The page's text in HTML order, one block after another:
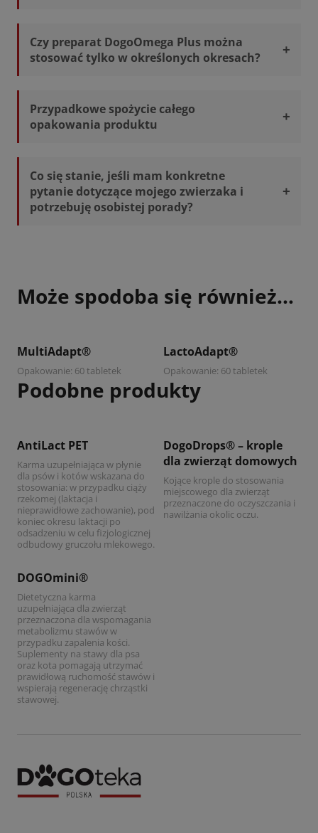
Czy preparat DogoOmega Plus można
stosować tylko w określonych okresach?
Przypadkowe spożycie całego
opakowania produktu
Co się stanie, jeśli mam konkretne
pytanie dotyczące mojego zwierzaka i
potrzebuję osobistej porady?
Może spodoba się również…
MultiAdapt®
Opakowanie: 60 tabletek
LactoAdapt®
Opakowanie: 60 tabletek
Podobne produkty
AntiLact PET
Karma uzupełniająca w płynie
dla psów i kotów wskazana do
stosowania: w przypadku ciąży
rzekomej (laktacja i
nieprawidłowe zachowanie), pod
koniec okresu laktacji po
odsadzeniu w celu fizjologicznej
odbudowy gruczołu mlekowego.
DogoDrops® – krople
dla zwierząt domowych
Kojące krople do stosowania
miejscowego dla zwierząt
przeznaczone do oczyszczania i
nawilżania okolic oczu.
DOGOmini®
Dietetyczna karma
uzupełniająca dla zwierząt
przeznaczona dla wspomagania
metabolizmu stawów w
przypadku zapalenia kości.
Suplementy na stawy dla psa
oraz kota pomagają utrzymać
prawidłową ruchomość stawów i
wspierają regenerację chrząstki
stawowej.